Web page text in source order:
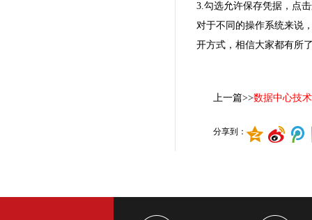
3.勾选允许保存凭据，点
对于不同的操作系统来说
开方式，相信大家都有所
上一篇>>数据中心技
分享到：